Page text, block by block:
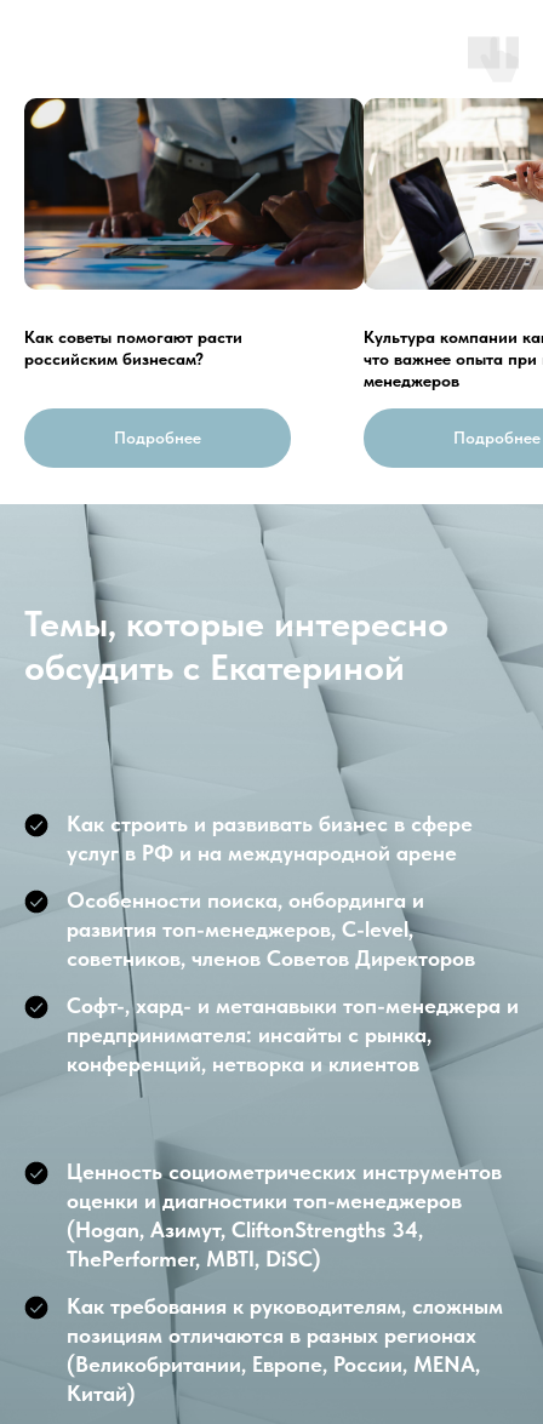
Как советы помогают расти
российским бизнесам?
Подробнее
Культура компании
что важнее опыта при
менеджеров
Подробнее
Темы, которые интересно
обсудить с Екатериной
Как строить и развивать бизнес в сфере
услуг в РФ и на международной арене
Особенности поиска, онбординга и
развития топ-менеджеров, C-level,
советников, членов Советов Директоров
Софт-, хард- и метанавыки топ-менеджера и
предпринимателя: инсайты с рынка,
конференций, нетворка и клиентов
Ценность социометрических инструментов
оценки и диагностики топ-менеджеров
(Hogan, Азимут, CliftonStrengths 34,
ThePerformer, MBTI, DiSC)
Как требования к руководителям, сложным
позициям отличаются в разных регионах
(Великобритании, Европе, России, MENA,
Китай)